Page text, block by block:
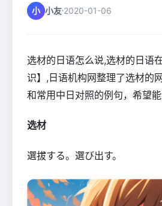
小 小友 2020-01-06
选材的日语怎么说,选材的日语
识】,日语机构网整理了选材的
和常用中日对照的例句，希望能
选材
選拔する。選び出す。